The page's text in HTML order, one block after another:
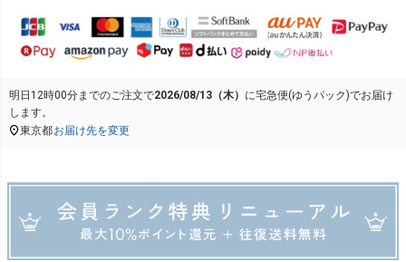
明日 12時00分までのご注文で2026/08/13（木） に宅急便(ゆうパック)でお届け
します。
東京都お届け先を変更